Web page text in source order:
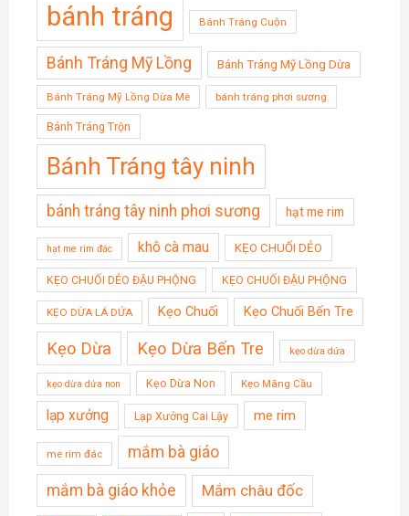
bánh tráng Bánh Tráng Cuộn
Bánh Tráng Mỹ Lồng Bánh Tráng Mỹ Lồng Dừa
Bánh Tráng Mỹ Lồng Dừa Mè bánh tráng phơi sương
Bánh Tráng Trộn
Bánh Tráng tây ninh
bánh tráng tây ninh phơi sương hạt me rim
hạt me rim đác khô cà mau KẸO CHUỐI DẺO
KẸO CHUỐI DẺO ĐẬU PHỘNG KẸO CHUỐI ĐẬU PHỘNG
KẸO DỪA LÁ DỨA Kẹo Chuối Kẹo Chuối Bến Tre
Kẹo Dừa Kẹo Dừa Bến Tre kẹo dừa dứa
kẹo dừa dứa non Kẹo Dừa Non Kẹo Mãng Cầu
lạp xưởng Lạp Xưởng Cai Lậy me rim
me rim đác mắm bà giáo
mắm bà giáo khỏe Mắm châu đốc